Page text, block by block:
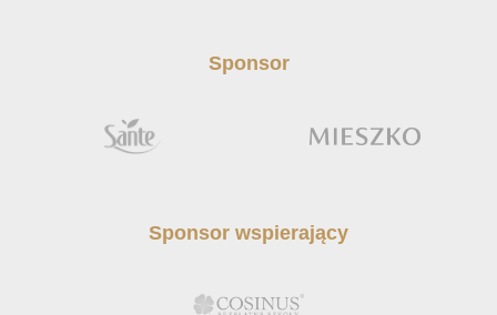
Sponsor
Sponsor wspierający